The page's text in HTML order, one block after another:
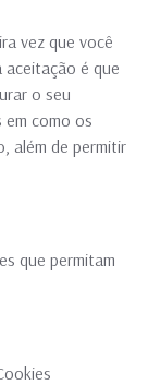
vez que você
aceitação é que
o seu
como os
além de permitir
que permitam